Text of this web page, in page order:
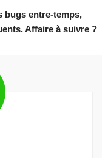
bugs entre‑temps,
Affaire à suivre ?